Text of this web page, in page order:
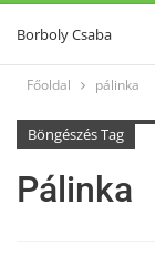
Borboly Csaba
Főoldal pálinka
Böngészés Tag
Pálinka